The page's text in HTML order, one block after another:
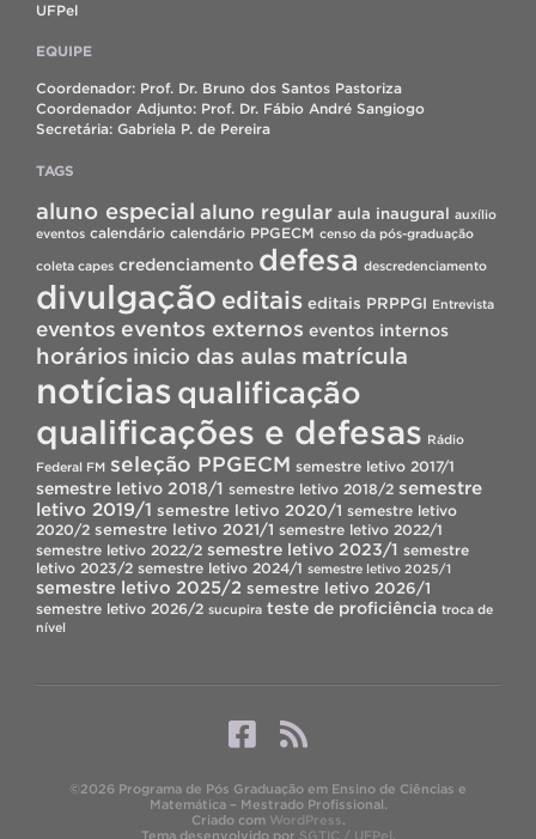
UFPel
EQUIPE
Coordenador: Prof. Dr. Bruno dos Santos Pastoriza
Coordenador Adjunto: Prof. Dr. Fábio André Sangiogo
Secretária: Gabriela P. de Pereira
TAGS
aluno especial aluno regular aula inaugural auxílio
eventos calendário calendário PPGECM censo da pós-graduação
coleta capes credenciamento defesa descredenciamento
divulgação editais editais PRPPGI Entrevista
eventos eventos externos eventos internos
horários inicio das aulas matrícula
notícias qualificação
qualificações e defesas Rádio
Federal FM seleção PPGECM semestre letivo 2017/1
semestre letivo 2018/1 semestre letivo 2018/2 semestre
letivo 2019/1 semestre letivo 2020/1 semestre letivo
2020/2 semestre letivo 2021/1 semestre letivo 2022/1
semestre letivo 2022/2 semestre letivo 2023/1 semestre
letivo 2023/2 semestre letivo 2024/1 semestre letivo 2025/1
semestre letivo 2025/2 semestre letivo 2026/1
semestre letivo 2026/2 sucupira teste de proficiência troca de
nível
©2026 Programa de Pós Graduação em Ensino de Ciências e
Matemática – Mestrado Profissional.
Criado com WordPress.
Tema desenvolvido por SGTIC / UFPel.